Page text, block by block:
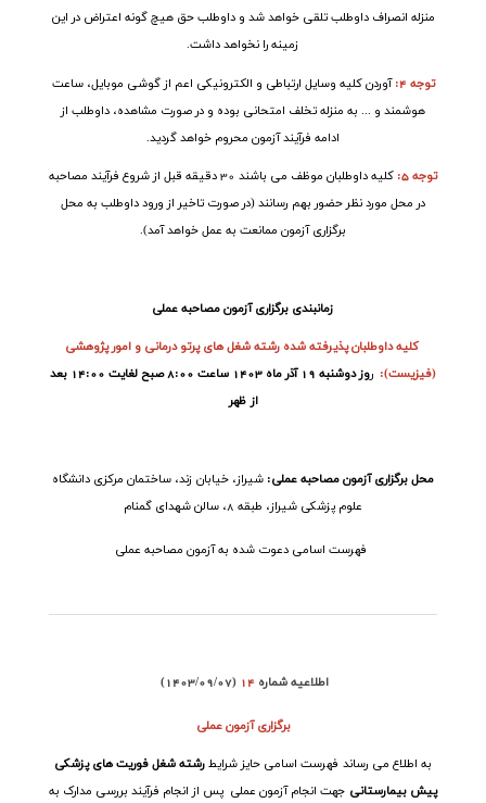
منزله انصراف داوطلب تلقی خواهد شد و داوطلب حق هیچ گونه اعتراض در این
زمینه را نخواهد داشت.
توجه 4:
آوردن کلیه وسایل ارتباطی و الکترونیکی اعم از گوشی موبایل، ساعت
هوشمند و ... به منزله تخلف امتحانی بوده و در صورت مشاهده، داوطلب از
ادامه فرآیند آزمون محروم خواهد گردید.
توجه 5:
کلیه داوطلبان موظف می باشند 30 دقیقه قبل از شروع فرآیند مصاحبه
در محل مورد نظر حضور بهم رسانند (در صورت تاخیر از ورود داوطلب به محل
برگزاری آزمون ممانعت به عمل خواهد آمد).
زمانبندی برگزاری آزمون مصاحبه عملی
کلیه داوطلبان پذیرفته شده رشته شغل های پرتو درمانی و امور پژوهشی
(فیزیست): ر
وز دوشنبه 19 آذر ماه 1403 ساعت 8:00 صبح لغایت 14:00 بعد
از ظهر
محل برگزاری آزمون مصاحبه عملی: شیراز، خیابان زند، ساختمان مرکزی دانشگاه
علوم پزشکی شیراز، طبقه 8، سالن شهدای گمنام
فهرست اسامی دعوت شده به آزمون مصاحبه عملی
اطلاعیه شماره 14
(1403/09/07)
برگزاری آزمونعملی
به اطلاع می رساند فهرست اسامی حایز شرایطرشته شغل فوریت های پزشکی
پیش بیمارستانی جهت انجام آزمون عملی پس از انجام فرآیند بررسی مدارک به